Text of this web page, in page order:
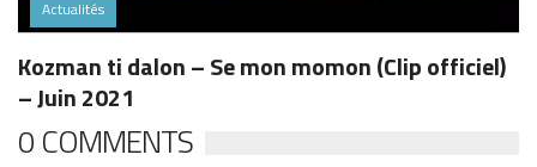
Actualités
Kozman ti dalon – Se mon momon (Clip officiel)
– Juin 2021
0 COMMENTS